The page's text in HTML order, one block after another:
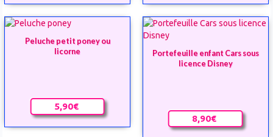
Peluche petit poney ou
licorne
5,90€
Portefeuille enfant Cars sous
licence Disney
8,90€